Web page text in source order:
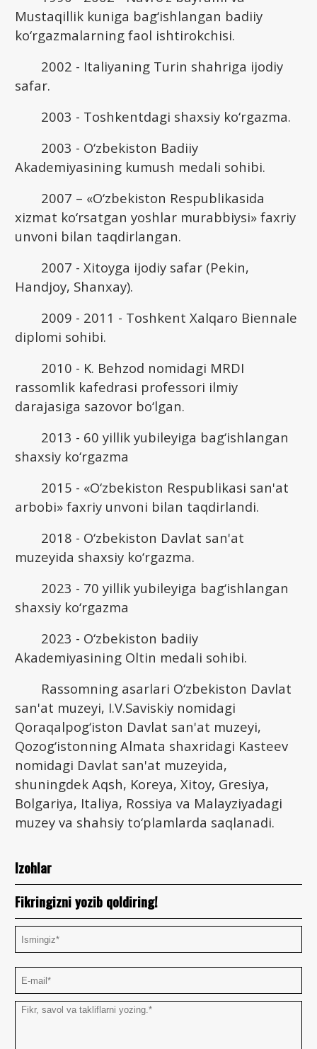
Mustaqillik kuniga bag‘ishlangan badiiy
ko‘rgazmalarning faol ishtirokchisi.
2002 - Italiyaning Turin shahriga ijodiy
safar.
2003 - Toshkentdagi shaxsiy ko‘rgazma.
2003 - O‘zbekiston Badiiy
Akademiyasining kumush medali sohibi.
2007 – «O‘zbekiston Respublikasida
xizmat ko‘rsatgan yoshlar murabbiysi» faxriy
unvoni bilan taqdirlangan.
2007 - Xitoyga ijodiy safar (Pekin,
Handjoy, Shanxay).
2009 - 2011 - Toshkent Xalqaro Biennale
diplomi sohibi.
2010 - K. Behzod nomidagi MRDI
rassomlik kafedrasi professori ilmiy
darajasiga sazovor bo‘lgan.
2013 - 60 yillik yubileyiga bag‘ishlangan
shaxsiy ko‘rgazma
2015 - «O‘zbekiston Respublikasi san'at
arbobi» faxriy unvoni bilan taqdirlandi.
2018 - O‘zbekiston Davlat san'at
muzeyida shaxsiy ko‘rgazma.
2023 - 70 yillik yubileyiga bag‘ishlangan
shaxsiy ko‘rgazma
2023 - O‘zbekiston badiiy
Akademiyasining Oltin medali sohibi.
Rassomning asarlari O‘zbekiston Davlat
san'at muzeyi, I.V.Saviskiy nomidagi
Qoraqalpog‘iston Davlat san'at muzeyi,
Qozog‘istonning Almata shaxridagi Kasteev
nomidagi Davlat san'at muzeyida,
shuningdek Aqsh, Koreya, Xitoy, Gresiya,
Bolgariya, Italiya, Rossiya va Malayziyadagi
muzey va shahsiy to‘plamlarda saqlanadi.
Izohlar
Fikringizni yozib qoldiring!